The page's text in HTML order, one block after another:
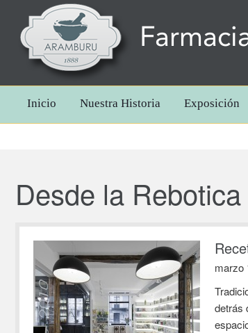
Inicio Nuestra Historia Exposición
Desde la Rebotica
marzo
detrás